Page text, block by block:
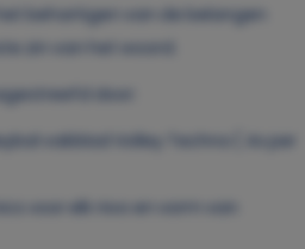
behartigen van de belangen
door:
vakblad Volley Techno ( 4x per
voor elk nivo en vorm van